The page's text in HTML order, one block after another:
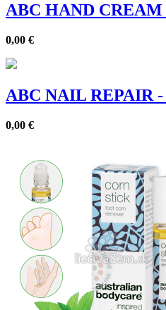
ABC HAND
0,00 €
ABC NAIL REPAIR -
0,00 €